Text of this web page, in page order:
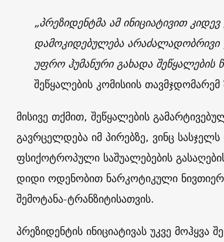
„პრეზიდენტმა ამ ინიციატივით
დამოკიდებულება არაძალადობრივი
უფრო ჰუმანური გახადა შეწყალების
შეწყალების კომისიის
მისივე თქმით, შეწყალების
გავრცელდება იმ პირებზე, ვინც
ფსიქოტროპული საშუალებების
დიდი ოდენობით ნარკოტიკული
შემოტანა-ტრანზიტისათვის.
პრეზიდენტის ინიციატივას უკვე მოჰყვა